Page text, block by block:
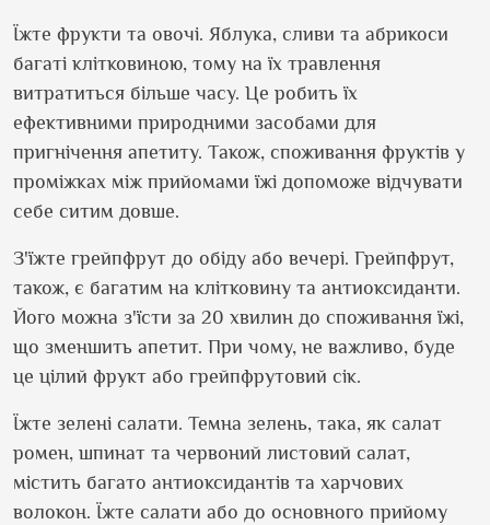
Їжте фрукти та овочі. Яблука, сливи та абрикоси
багаті клітковиною, тому на їх травлення
витратиться більше часу. Це робить їх
ефективними природними засобами для
пригнічення апетиту. Також, споживання фруктів у
проміжках між прийомами їжі допоможе відчувати
себе ситим довше.
З'їжте грейпфрут до обіду або вечері. Грейпфрут,
також, є багатим на клітковину та антиоксиданти.
Його можна з'їсти за 20 хвилин до споживання їжі,
що зменшить апетит. При чому, не важливо, буде
це цілий фрукт або грейпфрутовий сік.
Їжте зелені салати. Темна зелень, така, як салат
ромен, шпинат та червоний листовий салат,
містить багато антиоксидантів та харчових
волокон. Їжте салати або до основного прийому